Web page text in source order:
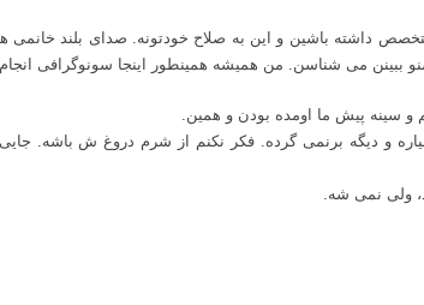
داشته باشین و این به صلاح خودتونه. صدای بلند
ببینن می شناسن. من همیشه همینطور اینجا سونوگرافی
سینه پیش ما اومده بودن و همین.
دیگه برنمی گرده. فکر نکنم از شرم دروغ ش باشه.
ولی نمی شه.